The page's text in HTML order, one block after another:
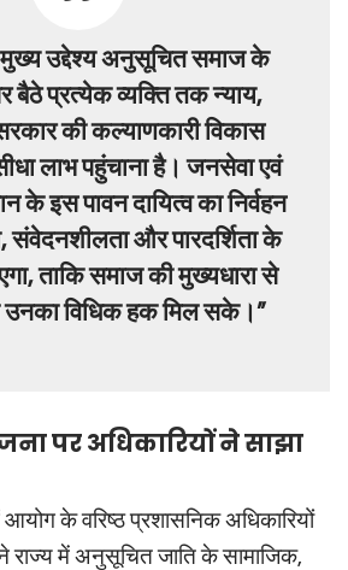
उद्देश्य अनुसूचित समाज के
बैठे प्रत्येक व्यक्ति तक न्याय,
की कल्याणकारी विकास
लाभ पहुंचाना है। जनसेवा एवं
के इस पावन दायित्व का निर्वहन
संवेदनशीलता और पारदर्शिता के
ताकि समाज की मुख्यधारा से
उनका विधिक हक मिल सके।”
पर अधिकारियों ने साझा
के वरिष्ठ प्रशासनिक अधिकारियों
में अनुसूचित जाति के सामाजिक,